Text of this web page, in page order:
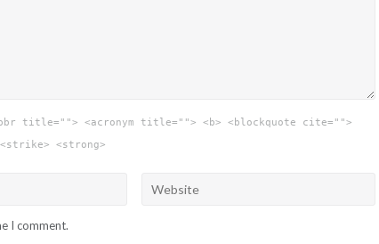
title=""> <acronym title=""> <b> <blockquote cite="">
<strong>
I comment.